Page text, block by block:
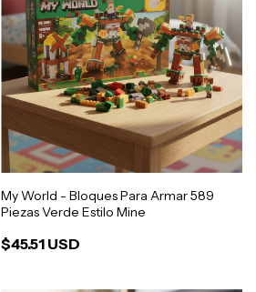
My World - Bloques Para Armar 589
Piezas Verde Estilo Mine
$45.51 USD